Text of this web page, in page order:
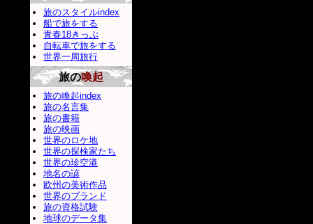
旅のスタイルindex
船で旅をする
青春18きっぷ
自転車で旅をする
世界一周旅行
旅の喚起
旅の喚起index
旅の名言集
旅の書籍
旅の映画
世界のロケ地
世界の探検家たち
世界の珍空港
地名の諺
欧州の美術作品
世界のブランド
旅の資格試験
地球のデータ集